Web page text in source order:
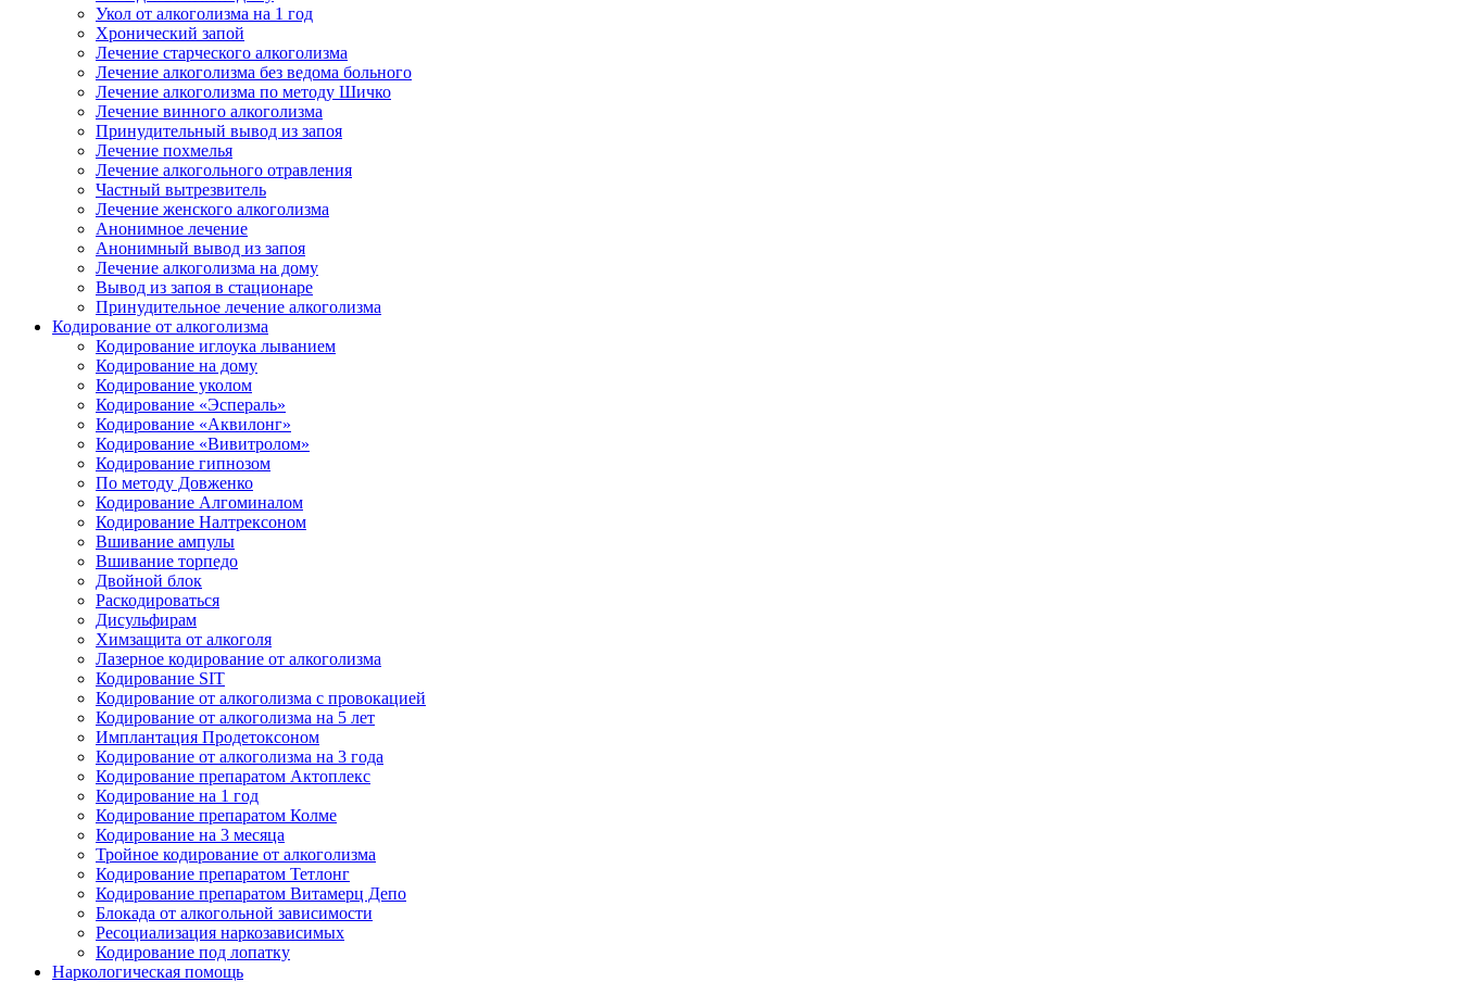
Укол от алкоголизма на 1 год
Хронический запой
Лечение старческого алкоголизма
Лечение алкоголизма без ведома больного
Лечение алкоголизма по методу Шичко
Лечение винного алкоголизма
Принудительный вывод из запоя
Лечение похмелья
Лечение алкогольного отравления
Частный вытрезвитель
Лечение женского алкоголизма
Анонимное лечение
Анонимный вывод из запоя
Лечение алкоголизма на дому
Вывод из запоя в стационаре
Принудительное лечение алкоголизма
Кодирование от алкоголизма
Кодирование иглоука лыванием
Кодирование на дому
Кодирование уколом
Кодирование «Эспераль»
Кодирование «Аквилонг»
Кодирование «Вивитролом»
Кодирование гипнозом
По методу Довженко
Кодирование Алгоминалом
Кодирование Налтрексоном
Вшивание ампулы
Вшивание торпедо
Двойной блок
Раскодироваться
Дисульфирам
Химзащита от алкоголя
Лазерное кодирование от алкоголизма
Кодирование SIT
Кодирование от алкоголизма с провокацией
Кодирование от алкоголизма на 5 лет
Имплантация Продетоксоном
Кодирование от алкоголизма на 3 года
Кодирование препаратом Актоплекс
Кодирование на 1 год
Кодирование препаратом Колме
Кодирование на 3 месяца
Тройное кодирование от алкоголизма
Кодирование препаратом Тетлонг
Кодирование препаратом Витамерц Депо
Блокада от алкогольной зависимости
Ресоциализация наркозависимых
Кодирование под лопатку
Наркологическая помощь